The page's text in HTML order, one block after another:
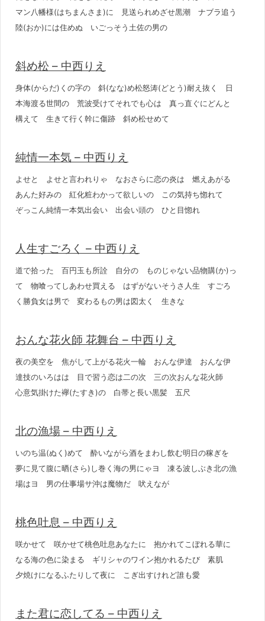
マン八幡様(はちまんさま)に 見送られめざせ黒潮 ナブラ追う
陸(おか)には住めぬ いごっそう土佐の男の
斜め松 – 中西りえ
身体(からだ)くの字の 斜(なな)め松怒涛(どとう)耐え抜く 日
本海渡る世間の 荒波受けてそれでも心は 真っ直ぐにどんと
構えて 生きて行く幹に傷跡 斜め松せめて
純情一本気 – 中西りえ
よせと よせと言われりゃ なおさらに恋の炎は 燃えあがる
あんた好みの 紅化粧わかって欲しいの この気持ち惚れて
ぞっこん純情一本気出会い 出会い頭の ひと目惚れ
人生すごろく – 中西りえ
道で拾った 百円玉も所詮 自分の ものじゃない品物購(か)っ
て 物喰ってしあわせ買える はずがないそうさ人生 すごろ
く勝負女は男で 変わるもの男は図太く 生きな
おんな花火師 花舞台 – 中西りえ
夜の美空を 焦がして上がる花火一輪 おんな伊達 おんな伊
達技のいろはは 目で習う恋は二の次 三の次おんな花火師
心意気掛けた襷(たすき)の 白帯と長い黒髪 五尺
北の漁場 – 中西りえ
いのち温(ぬく)めて 酔いながら酒をまわし飲む明日の稼ぎを
夢に見て腹に晒(さら)し巻く海の男にゃヨ 凍る波しぶき北の漁
場はヨ 男の仕事場サ沖は魔物だ 吠えなが
桃色吐息 – 中西りえ
咲かせて 咲かせて桃色吐息あなたに 抱かれてこぼれる華に
なる海の色に染まる ギリシャのワイン抱かれるたび 素肌
夕焼けになるふたりして夜に こぎ出すけれど誰も愛
また君に恋してる – 中西りえ